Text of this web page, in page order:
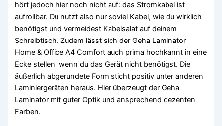
hört jedoch hier noch nicht auf: das Stromkabel ist
aufrollbar. Du nutzt also nur soviel Kabel, wie du wirklich
benötigst und vermeidest Kabelsalat auf deinem
Schreibtisch. Zudem lässt sich der Geha Laminator
Home & Office A4 Comfort auch prima hochkannt in eine
Ecke stellen, wenn du das Gerät nicht benötigst. Die
äußerlich abgerundete Form sticht positiv unter anderen
Laminiergeräten heraus. Hier überzeugt der Geha
Laminator mit guter Optik und ansprechend dezenten
Farben.